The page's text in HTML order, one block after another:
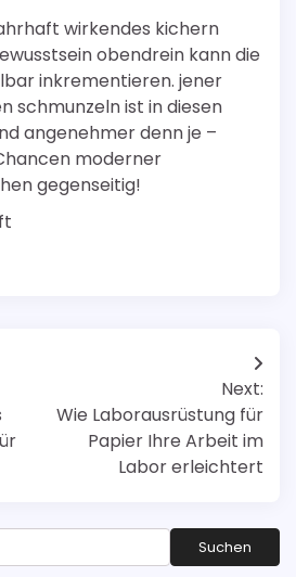
wirkendes kichern
obendrein kann die
inkrementieren. jener
schmunzeln ist in diesen
angenehmer denn je –
moderner
gegenseitig!
Next:
Wie Laborausrüstung für
Papier Ihre Arbeit im
Labor erleichtert
Suchen